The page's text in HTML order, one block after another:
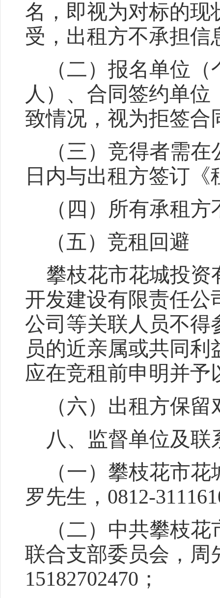
名，即视为对标的现
受，出租方不承担信
（二） 报名单位（
人）、合同签约单
致情况，视为拒签合
（三）竞得者需
日内与出租方签订《
（ 四 ）所有承租方
（五）竞租回避
攀枝花市花城投资
开发建设有限责任公
公司等关联人员不得
员的近亲属或共同
应在竞租前申明并予
（六）出租方保
八 、监督单位及联
（一） 攀枝花市花
罗先生， 0812-
（二） 中共攀枝花
联合支部委员会 ， 周
15182702470 ；